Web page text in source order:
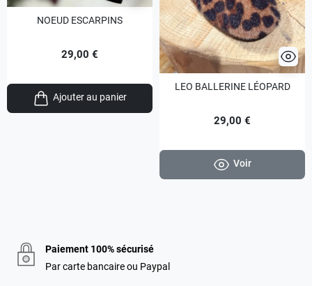
NOEUD ESCARPINS
29,00 €
Ajouter au panier
LEO BALLERINE LÉOPARD
29,00 €
Voir
Paiement 100% sécurisé
Par carte bancaire ou Paypal